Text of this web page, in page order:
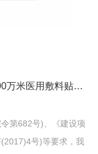
万米医用敷料贴项
第682号)、《建设项
号)等要求，我